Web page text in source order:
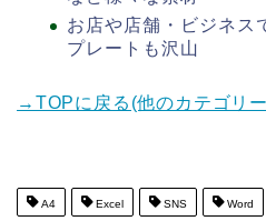
お店や店舗・ビジネス
プレートも沢山
→TOPに戻る(他のカテゴリ
A4 Excel SNS Word